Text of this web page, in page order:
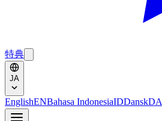
特典
JA
EnglishENBahasa IndonesiaIDDanskDA